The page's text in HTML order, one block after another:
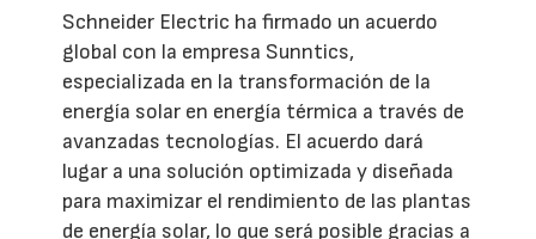
Schneider Electric ha firmado un acuerdo
global con la empresa Sunntics,
especializada en la transformación de la
energía solar en energía térmica a través de
avanzadas tecnologías. El acuerdo dará
lugar a una solución optimizada y diseñada
para maximizar el rendimiento de las plantas
de energía solar, lo que será posible gracias a